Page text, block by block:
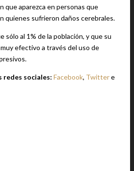
que aparezca en personas que
quienes sufrieron daños cerebrales.
sólo al 1% de la población, y que su
efectivo a través del uso de
redes sociales: Facebook, Twittere